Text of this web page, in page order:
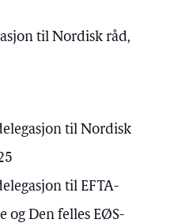
til Nordisk råd,
til Nordisk
til EFTA-
Den felles EØS-